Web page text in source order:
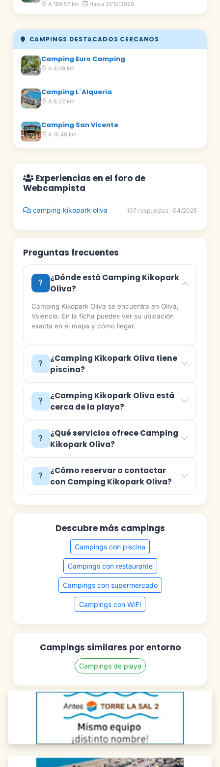
A 169.57 km · Hasta 31/12/2026
CAMPINGS DESTACADOS CERCANOS
Camping Euro Camping
A 4.09 km
Camping L`Alqueria
A 8.22 km
Camping San Vicente
A 16.48 km
Experiencias en el foro de
Webcampista
camping kikopark oliva 107 respuestas · 04/2025
Preguntas frecuentes
¿Dónde está Camping Kikopark
Oliva?
Camping Kikopark Oliva se encuentra en Oliva,
Valencia. En la ficha puedes ver su ubicación
exacta en el mapa y cómo llegar.
¿Camping Kikopark Oliva tiene
piscina?
¿Camping Kikopark Oliva está
cerca de la playa?
¿Qué servicios ofrece Camping
Kikopark Oliva?
¿Cómo reservar o contactar
con Camping Kikopark Oliva?
Descubre más campings
Campings con piscina
Campings con restaurante
Campings con supermercado
Campings con WiFi
Campings similares por entorno
Campings de playa